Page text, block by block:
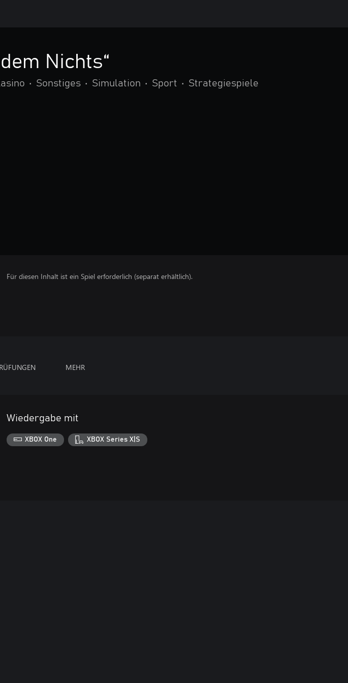
Nichts“
• Sonstiges • Simulation • Sport • Strategiespiele
Für diesen Inhalt ist ein Spiel erforderlich (separat erhältlich).
MEHR
Wiedergabe mit
XBOX One XBOX Series X|S